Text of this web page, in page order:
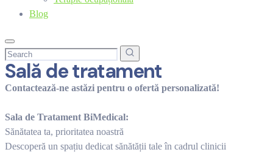
Blog
Sală de tratament
Contactează-ne astăzi pentru o ofertă personalizată!
Sala de Tratament BiMedical:
Sănătatea ta, prioritatea noastră
Descoperă un spațiu dedicat sănătății tale în cadrul clinicii